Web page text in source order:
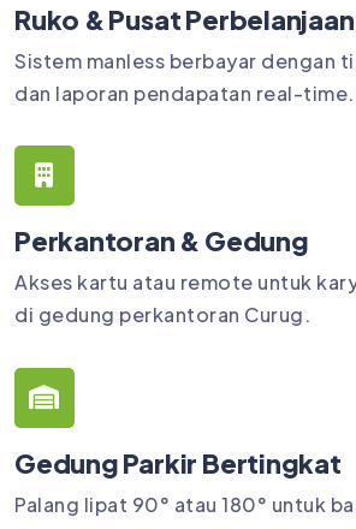
Ruko & Pusat Perbelanjaan
Sistem manless berbayar dengan
dan laporan pendapatan real-time.
Perkantoran & Gedung
Akses kartu atau remote untuk
di gedung perkantoran Curug.
Gedung Parkir Bertingkat
Palang lipat 90° atau 180° untuk